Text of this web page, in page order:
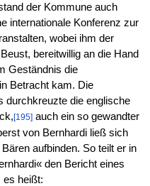
der Kommune auch
internationale Konferenz zur
wobei ihm der
bereitwillig an die Hand
Geständnis die
Betracht kam. Die
durchkreuzte die englische
[195]auch ein so gewandter
von Bernhardi ließ sich
aufbinden. So teilt er in
den Bericht eines
es heißt: